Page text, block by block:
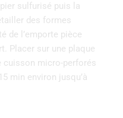
sulfurisé puis la
des formes
de l’emporte pièce
Placer sur une plaque
cuisson micro-perforés
min environ jusqu’à